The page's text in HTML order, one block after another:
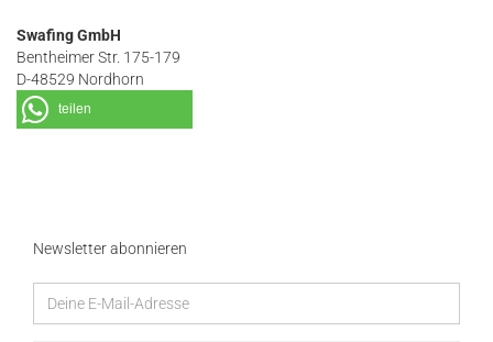
Swafing GmbH
Bentheimer Str. 175-179
D-48529 Nordhorn
teilen
Newsletter abonnieren